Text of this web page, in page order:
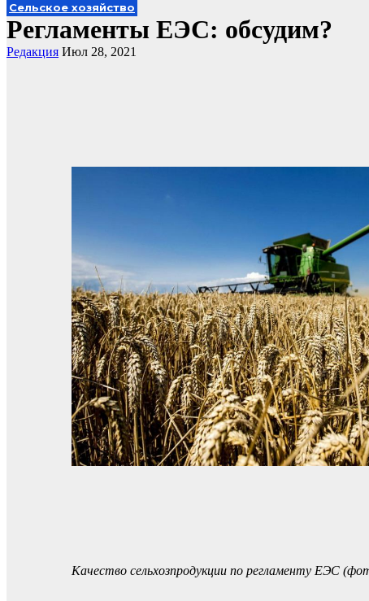
Сельское хозяйство
Регламенты ЕЭС: обсудим?
Редакция Июл 28, 2021
Качество сельхозпродукции по регламенту ЕЭС